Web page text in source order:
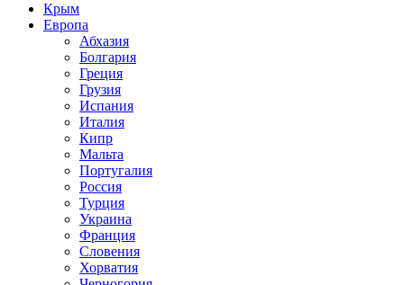
Крым
Европа
Абхазия
Болгария
Греция
Грузия
Испания
Италия
Кипр
Мальта
Португалия
Россия
Турция
Украина
Франция
Словения
Хорватия